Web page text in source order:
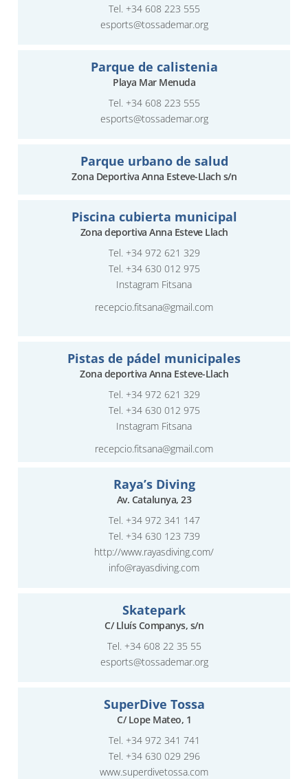
Tel. +34 608 223 555
esports@tossademar.org
Parque de calistenia
Playa Mar Menuda
Tel. +34 608 223 555
esports@tossademar.org
Parque urbano de salud
Zona Deportiva Anna Esteve-Llach s/n
Piscina cubierta municipal
Zona deportiva Anna Esteve Llach
Tel. +34 972 621 329
Tel. +34 630 012 975
Instagram Fitsana
recepcio.fitsana@gmail.com
Pistas de pádel municipales
Zona deportiva Anna Esteve-Llach
Tel. +34 972 621 329
Tel. +34 630 012 975
Instagram Fitsana
recepcio.fitsana@gmail.com
Raya’s Diving
Av. Catalunya, 23
Tel. +34 972 341 147
Tel. +34 630 123 739
http://www.rayasdiving.com/
info@rayasdiving.com
Skatepark
C/ Lluís Companys, s/n
Tel. +34 608 22 35 55
esports@tossademar.org
SuperDive Tossa
C/ Lope Mateo, 1
Tel. +34 972 341 741
Tel. +34 630 029 296
www.superdivetossa.com